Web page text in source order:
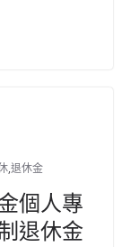
,退休金
個人專
退休金